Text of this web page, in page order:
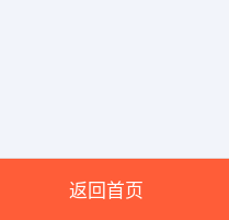
返回首页